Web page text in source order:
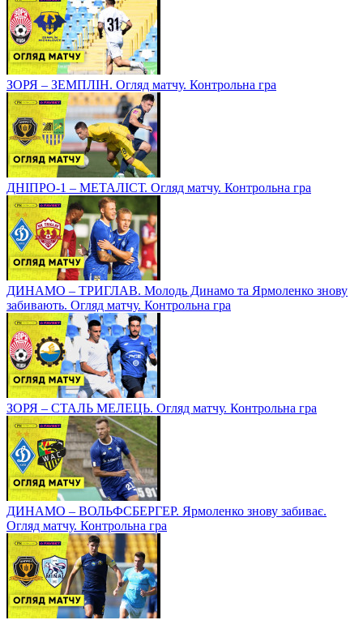
ЗОРЯ – ЗЕМПЛІН. Огляд матчу. Контрольна гра
ДНІПРО-1 – МЕТАЛІСТ. Огляд матчу. Контрольна гра
ДИНАМО – ТРИГЛАВ. Молодь Динамо та Ярмоленко знову
забивають. Огляд матчу. Контрольна гра
ЗОРЯ – СТАЛЬ МЕЛЕЦЬ. Огляд матчу. Контрольна гра
ДИНАМО – ВОЛЬФСБЕРГЕР. Ярмоленко знову забиває.
Огляд матчу. Контрольна гра